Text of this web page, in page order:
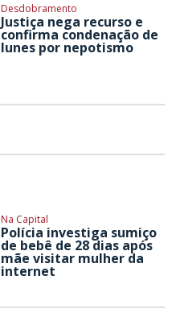
Desdobramento
Justiça nega recurso e
confirma condenação de
Iunes por nepotismo
Na Capital
Polícia investiga sumiço
de bebê de 28 dias após
mãe visitar mulher da
internet